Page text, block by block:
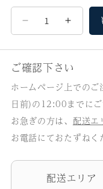
か
さ
の
数
量
を
減
ら
み
か
さ
の
数
量
を
増
や
す
ご確認下さい
ホームページ上での
日前)の12:00までにご
お急ぎの方は、 配送エ
お電話にておたずねく
配送エリア